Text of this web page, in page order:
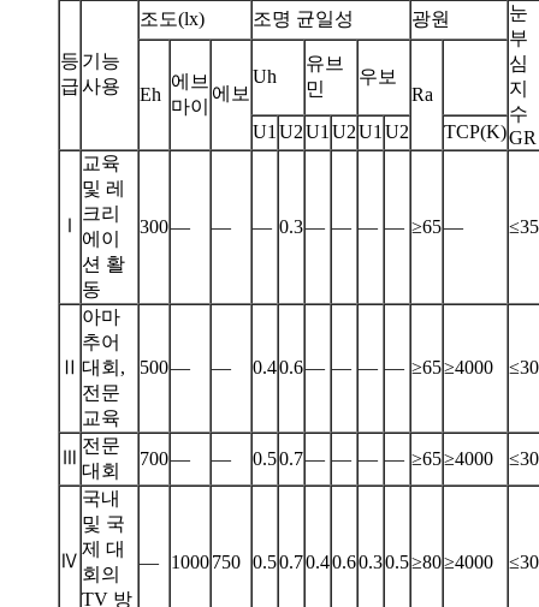
등
급
기능
사용
조도(lx) 조명 균일성 광원
눈
부
심
지
수
GR
Eh
에브
마이
에보
Uh
유브
민
우보
Ra
U1 U2U1 U2U1 U2 TCP(K)
Ⅰ
교육
및 레
크리
에이
션 활
동
300— — — 0.3— — — — ≥65— ≤35
Ⅱ
아마
추어
대회,
전문
교육
500— — 0.40.6— — — — ≥65≥4000 ≤30
Ⅲ
전문
대회
700— — 0.50.7— — — — ≥65≥4000 ≤30
Ⅳ
국내
및 국
제 대
회의
TV 방
— 1000750 0.50.70.40.60.30.5≥80≥4000 ≤30